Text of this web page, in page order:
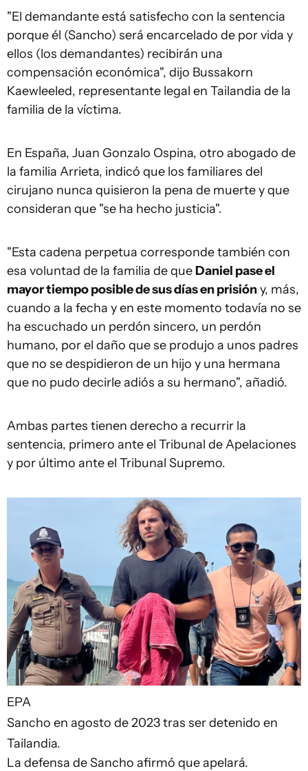
"El demandante está satisfecho con la sentencia
porque él (Sancho) será encarcelado de por vida y
ellos (los demandantes) recibirán una
compensación económica", dijo Bussakorn
Kaewleeled, representante legal en Tailandia de la
familia de la víctima.
En España, Juan Gonzalo Ospina, otro abogado de
la familia Arrieta, indicó que los familiares del
cirujano nunca quisieron la pena de muerte y que
consideran que "se ha hecho justicia".
"Esta cadena perpetua corresponde también con
esa voluntad de la familia de que Daniel pase el
mayor tiempo posible de sus días en prisióny, más,
cuando a la fecha y en este momento todavía no se
ha escuchado un perdón sincero, un perdón
humano, por el daño que se produjo a unos padres
que no se despidieron de un hijo y una hermana
que no pudo decirle adiós a su hermano", añadió.
Ambas partes tienen derecho a recurrir la
sentencia, primero ante el Tribunal de Apelaciones
y por último ante el Tribunal Supremo.
EPA
Sancho en agosto de 2023 tras ser detenido en
Tailandia.
La defensa de Sancho afirmó que apelará.